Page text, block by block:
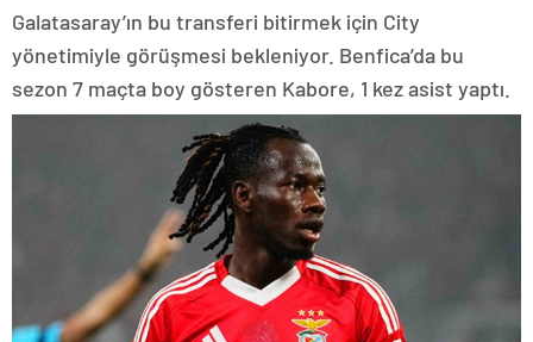
Galatasaray’ın bu transferi bitirmek için City
yönetimiyle görüşmesi bekleniyor. Benfica’da bu
sezon 7 maçta boy gösteren Kabore, 1 kez asist yaptı.